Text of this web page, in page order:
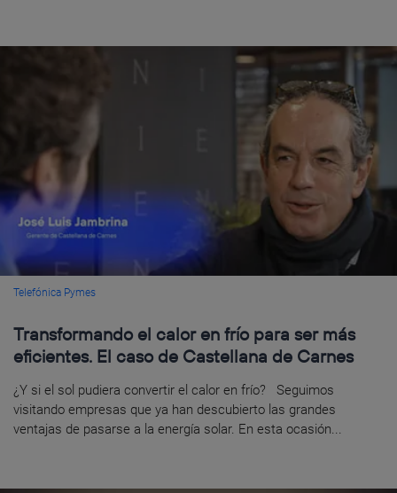
Telefónica Pymes
Transformando el calor en frío para ser más
eficientes. El caso de Castellana de Carnes
¿Y si el sol pudiera convertir el calor en frío? Seguimos
visitando empresas que ya han descubierto las grandes
ventajas de pasarse a la energía solar. En esta ocasión...